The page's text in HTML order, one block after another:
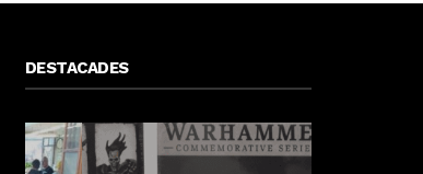
DESTACADES